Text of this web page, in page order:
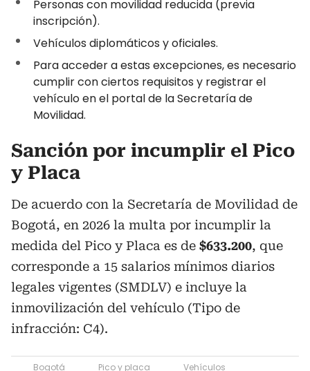
Personas con movilidad reducida (previa
inscripción).
Vehículos diplomáticos y oficiales.
Para acceder a estas excepciones, es necesario
cumplir con ciertos requisitos y registrar el
vehículo en el portal de la Secretaría de
Movilidad.
Sanción por incumplir el Pico
y Placa
De acuerdo con la Secretaría de Movilidad de
Bogotá, en 2026 la multa por incumplir la
medida del Pico y Placa es de $633.200, que
corresponde a 15 salarios mínimos diarios
legales vigentes (SMDLV) e incluye la
inmovilización del vehículo (Tipo de
infracción: C4).
Bogotá Pico y placa Vehículos